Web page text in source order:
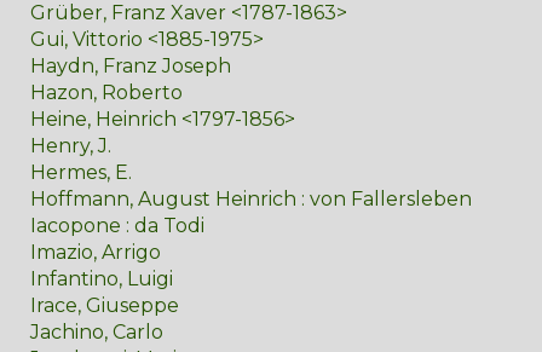
Grüber, Franz Xaver <1787-1863>
Gui, Vittorio <1885-1975>
Haydn, Franz Joseph
Hazon, Roberto
Heine, Heinrich <1797-1856>
Henry, J.
Hermes, E.
Hoffmann, August Heinrich : von Fallersleben
Iacopone : da Todi
Imazio, Arrigo
Infantino, Luigi
Irace, Giuseppe
Jachino, Carlo